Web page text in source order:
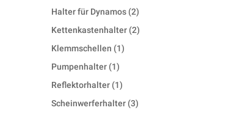
product
Halter für Dynamos 22
products
Kettenkastenhalter 22
Klemmschellen 11
Pumpenhalter 11
product
Reflektorhalter 11
product
Scheinwerferhalter 33